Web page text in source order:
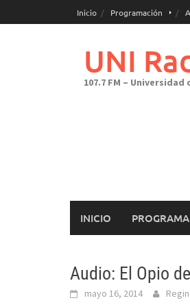
al
Inicio Programación
UNI
107.7 FM –
INICIO
Audio: El Opio
mayo 16, 2014